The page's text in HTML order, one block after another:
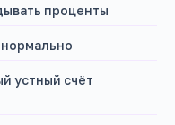
проценты
устный счёт